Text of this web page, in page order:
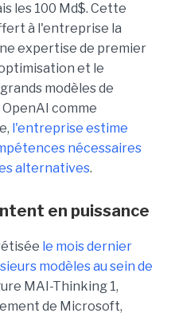
les 100 Md$. Cette
à l'entreprise la
expertise de premier
et le
modèles de
comme
l'entreprise estime
nécessaires
alternatives.
en puissance
le mois dernier
modèles au sein de
MAI-Thinking 1,
de Microsoft,